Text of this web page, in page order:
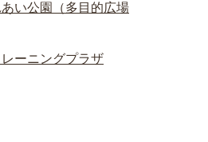
い公園（多目的広場
ーニングプラザ